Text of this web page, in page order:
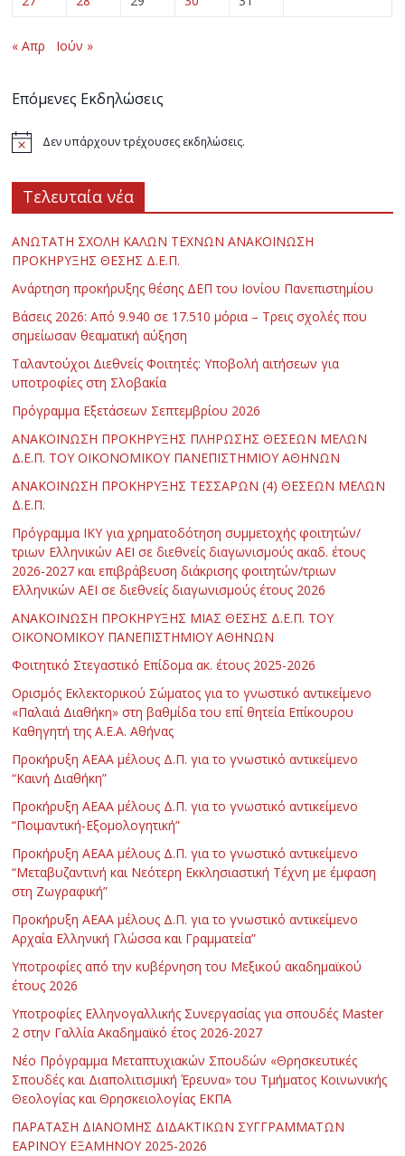
« Απρ Ιούν »
Επόμενες Εκδηλώσεις
Δεν υπάρχουν τρέχουσες εκδηλώσεις.
Τελευταία νέα
ΑΝΩΤΑΤΗ ΣΧΟΛΗ ΚΑΛΩΝ ΤΕΧΝΩΝ ΑΝΑΚΟΙΝΩΣΗ
ΠΡΟΚΗΡΥΞΗΣ ΘΕΣΗΣ Δ.Ε.Π.
Ανάρτηση προκήρυξης θέσης ΔΕΠ του Ιονίου Πανεπιστημίου
Βάσεις 2026: Από 9.940 σε 17.510 μόρια – Τρεις σχολές που
σημείωσαν θεαματική αύξηση
Ταλαντούχοι Διεθνείς Φοιτητές: Υποβολή αιτήσεων για
υποτροφίες στη Σλοβακία
Πρόγραμμα Εξετάσεων Σεπτεμβρίου 2026
ΑΝΑΚΟΙΝΩΣΗ ΠΡΟΚΗΡΥΞΗΣ ΠΛΗΡΩΣΗΣ ΘΕΣΕΩΝ ΜΕΛΩΝ
Δ.Ε.Π. ΤΟΥ ΟΙΚΟΝΟΜΙΚΟΥ ΠΑΝΕΠΙΣΤΗΜΙΟΥ ΑΘΗΝΩΝ
ΑΝΑΚΟΙΝΩΣΗ ΠΡΟΚΗΡΥΞΗΣ ΤΕΣΣΑΡΩΝ (4) ΘΕΣΕΩΝ ΜΕΛΩΝ
Δ.Ε.Π.
Πρόγραμμα ΙΚΥ για χρηματοδότηση συμμετοχής φοιτητών/
τριων Ελληνικών ΑΕΙ σε διεθνείς διαγωνισμούς ακαδ. έτους
2026-2027 και επιβράβευση διάκρισης φοιτητών/τριων
Ελληνικών ΑΕΙ σε διεθνείς διαγωνισμούς έτους 2026
ΑΝΑΚΟΙΝΩΣΗ ΠΡΟΚΗΡΥΞΗΣ ΜΙΑΣ ΘΕΣΗΣ Δ.Ε.Π. ΤΟΥ
ΟΙΚΟΝΟΜΙΚΟΥ ΠΑΝΕΠΙΣΤΗΜΙΟΥ ΑΘΗΝΩΝ
Φοιτητικό Στεγαστικό Επίδομα ακ. έτους 2025-2026
Ορισμός Εκλεκτορικού Σώματος για το γνωστικό αντικείμενο
«Παλαιά Διαθήκη» στη βαθμίδα του επί θητεία Επίκουρου
Καθηγητή της Α.Ε.Α. Αθήνας
Προκήρυξη ΑΕΑΑ μέλους Δ.Π. για το γνωστικό αντικείμενο
“Καινή Διαθήκη”
Προκήρυξη ΑΕΑΑ μέλους Δ.Π. για το γνωστικό αντικείμενο
“Ποιμαντική-Εξομολογητική”
Προκήρυξη ΑΕΑΑ μέλους Δ.Π. για το γνωστικό αντικείμενο
“Μεταβυζαντινή και Νεότερη Εκκλησιαστική Τέχνη με έμφαση
στη Ζωγραφική”
Προκήρυξη ΑΕΑΑ μέλους Δ.Π. για το γνωστικό αντικείμενο
Αρχαία Ελληνική Γλώσσα και Γραμματεία”
Υποτροφίες από την κυβέρνηση του Μεξικού ακαδημαϊκού
έτους 2026
Υποτροφίες Ελληνογαλλικής Συνεργασίας για σπουδές Master
2 στην Γαλλία Ακαδημαϊκό έτος 2026-2027
Νέο Πρόγραμμα Μεταπτυχιακών Σπουδών «Θρησκευτικές
Σπουδές και Διαπολιτισμική Έρευνα» του Τμήματος Κοινωνικής
Θεολογίας και Θρησκειολογίας ΕΚΠΑ
ΠΑΡΑΤΑΣΗ ΔΙΑΝΟΜΗΣ ΔΙΔΑΚΤΙΚΩΝ ΣΥΓΓΡΑΜΜΑΤΩΝ
ΕΑΡΙΝΟΥ ΕΞΑΜΗΝΟΥ 2025-2026